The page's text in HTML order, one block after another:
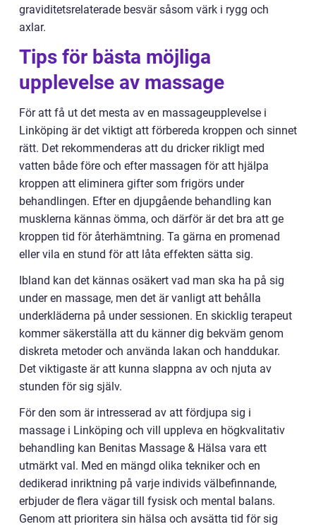
graviditetsrelaterade besvär såsom värk i rygg och
axlar.
Tips för bästa möjliga
upplevelse av massage
För att få ut det mesta av en massageupplevelse i
Linköping är det viktigt att förbereda kroppen och sinnet
rätt. Det rekommenderas att du dricker rikligt med
vatten både före och efter massagen för att hjälpa
kroppen att eliminera gifter som frigörs under
behandlingen. Efter en djupgående behandling kan
musklerna kännas ömma, och därför är det bra att ge
kroppen tid för återhämtning. Ta gärna en promenad
eller vila en stund för att låta effekten sätta sig.
Ibland kan det kännas osäkert vad man ska ha på sig
under en massage, men det är vanligt att behålla
underkläderna på under sessionen. En skicklig terapeut
kommer säkerställa att du känner dig bekväm genom
diskreta metoder och använda lakan och handdukar.
Det viktigaste är att kunna slappna av och njuta av
stunden för sig själv.
För den som är intresserad av att fördjupa sig i
massage i Linköping och vill uppleva en högkvalitativ
behandling kan Benitas Massage & Hälsa vara ett
utmärkt val. Med en mängd olika tekniker och en
dedikerad inriktning på varje individs välbefinnande,
erbjuder de flera vägar till fysisk och mental balans.
Genom att prioritera sin hälsa och avsätta tid för sig